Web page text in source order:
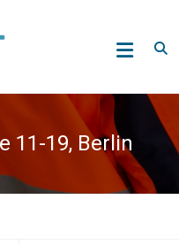
11-19, Berlin